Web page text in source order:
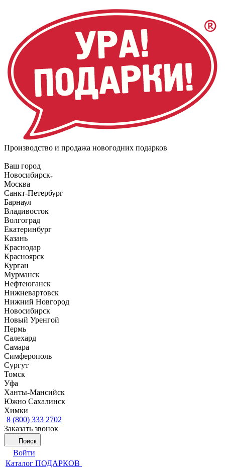
Производство и продажа новогодних подарков
Ваш город
Новосибирск
Москва
Санкт-Петербург
Барнаул
Владивосток
Волгоград
Екатеринбург
Казань
Краснодар
Красноярск
Курган
Мурманск
Нефтеюганск
Нижневартовск
Нижний Новгород
Новосибирск
Новый Уренгой
Пермь
Салехард
Самара
Симферополь
Сургут
Томск
Уфа
Ханты-Мансийск
Южно Сахалинск
Химки
8 (800) 333 2702
Заказать звонок
Поиск
Войти
Каталог ПОДАРКОВ